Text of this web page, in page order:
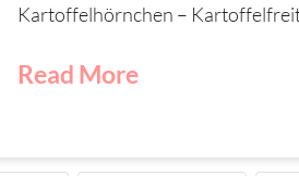
Kartoffelhörnchen –
Read More